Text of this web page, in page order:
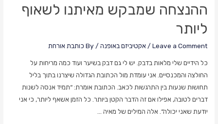
ההנצחה שמבקש מאיתנו לשאוף
ליותר
Leave a Comment
/ אקטיביזם באופנה / By כותבת אורחת
כל הידיים שלי מלאות בדבק. יש לי גם דבק בשיער ועוד כמה מריחות על
החולצה והמכנסיים. אני עומדת מול הכתובת הגדולה שיצרנו בתוך בליל
תחושות שנעות בין התרגשות לכאב. הכתובת אומרת: “תמיד אנסה לשנות
דברים לטובה, אפילו אם זה הדבר הקטן ביותר. כל הזמן אשאף ליותר, כי אני
יודעת שאני יכולה“. אלה המילים של מאיה …